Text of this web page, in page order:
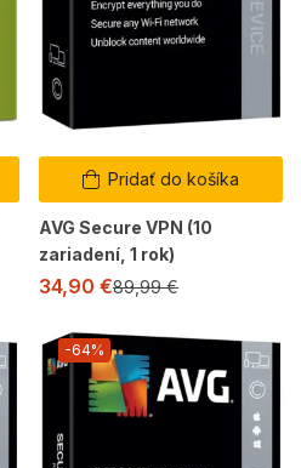
Pridať do košíka
AVG Secure VPN (10
zariadení, 1 rok)
34,90 €89,99€
-64%